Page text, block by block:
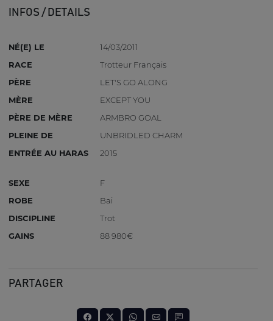
INFOS / DETAILS
NÉ(E) LE
14/03/2011
RACE
Trotteur Français
PÈRE
LET'S GO ALONG
MÈRE
EXCEPT YOU
PÈRE DE MÈRE
ARMBRO GOAL
PLEINE DE
UNBRIDLED CHARM
ENTRÉE AU HARAS
2015
SEXE
F
ROBE
Bai
DISCIPLINE
Trot
GAINS
88 980€
PARTAGER